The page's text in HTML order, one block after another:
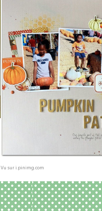
Vu sur i.pinimg.com